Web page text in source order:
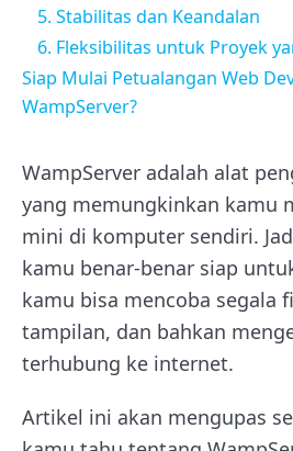
5. Stabilitas dan Keandalan
6. Fleksibilitas untuk Proyek
Siap Mulai Petualangan Web
WampServer?
WampServer adalah alat
yang memungkinkan kamu
mini di komputer sendiri.
kamu benar-benar siap
kamu bisa mencoba segala
tampilan, dan bahkan
terhubung ke internet.
Artikel ini akan mengupas